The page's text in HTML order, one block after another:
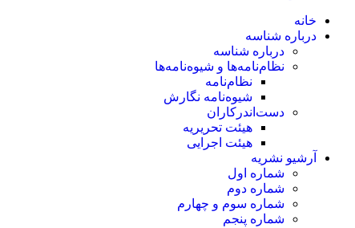
خانه
درباره شناسه
درباره شناسه
نظام‌نامه‌ها و شیوه‌نامه‌ها
نظام‌نامه
شیوه‌نامه نگارش
دست‌اندرکاران
هیئت تحریریه
هیئت اجرایی
آرشیو نشریه
شماره اول
شماره دوم
شماره سوم و چهارم
شماره پنجم